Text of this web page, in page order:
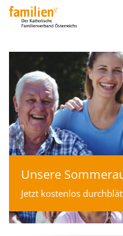
Unsere
Jetzt kostenlos